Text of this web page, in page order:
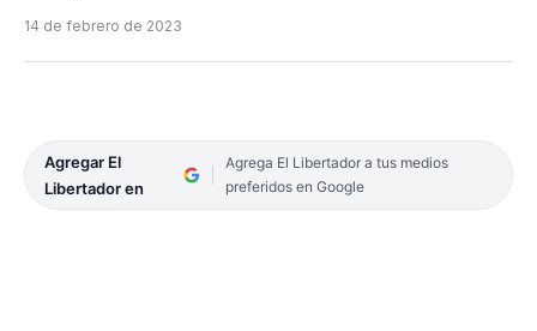
14 de febrero de 2023
Agregar El
Libertador en
Agrega El Libertador a tus medios
preferidos en Google